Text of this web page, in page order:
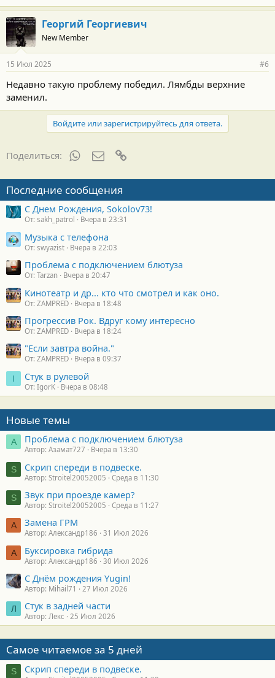
Георгий Георгиевич
New Member
15 Июл 2025 #6
Недавно такую проблему победил. Лямбды верхние
заменил.
Войдите или зарегистрируйтесь для ответа.
Поделиться: WhatsAppЭлектронная почта
Последние сообщения
С Днем Рождения, Sokolov73!
От: sakh_patrol Вчера в 23:31
Музыка с телефона
От: swyazist Вчера в 22:03
Проблема с подключением блютуза
От: Tarzan Вчера в 20:47
Кинотеатр и др... кто что смотрел и как оно.
От: ZAMPRED Вчера в 18:48
Прогрессив Рок. Вдруг кому интересно
От: ZAMPRED Вчера в 18:24
"Если завтра война."
От: ZAMPRED Вчера в 09:37
I Стук в рулевой
От: IgorK Вчера в 08:48
Новые темы
А Проблема с подключением блютуза
Автор: Азамат727 Вчера в 13:30
S Скрип спереди в подвеске.
Автор: Stroitel20052005 Среда в 11:30
S Звук при проезде камер?
Автор: Stroitel20052005 Среда в 11:27
А Замена ГРМ
Автор: Александр186 31 Июл 2026
А Буксировка гибрида
Автор: Александр186 30 Июл 2026
С Днём рождения Yugin!
Автор: Mihail71 27 Июл 2026
Л Стук в задней части
Автор: Лекс 25 Июл 2026
Самое читаемое за 5 дней
S Скрип спереди в подвеске.